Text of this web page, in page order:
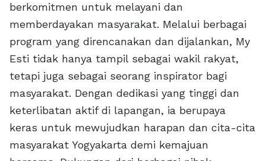
berkomitmen untuk melayani dan
memberdayakan masyarakat. Melalui berbagai
program yang direncanakan dan dijalankan, My
Esti tidak hanya tampil sebagai wakil rakyat,
tetapi juga sebagai seorang inspirator bagi
masyarakat. Dengan dedikasi yang tinggi dan
keterlibatan aktif di lapangan, ia berupaya
keras untuk mewujudkan harapan dan cita-cita
masyarakat Yogyakarta demi kemajuan